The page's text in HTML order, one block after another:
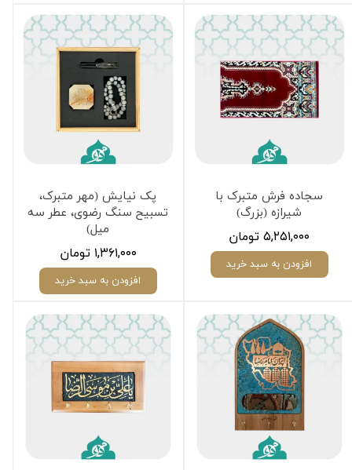
سجاده فرش متبرک با
شیرازه (بزرگ)
۵,۲۵۱,۰۰۰ تومان
افزودن به سبد خرید
پک نیایش (مهر متبرک،
تسبیح سنگ رضوی، عطر سه
میل)
۱,۳۶۱,۰۰۰ تومان
افزودن به سبد خرید